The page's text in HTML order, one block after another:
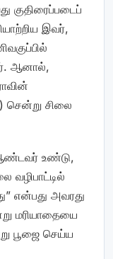
குதிரைப்படைப்
இவர்,
ஆனால்,
சென்று சிலை
ஆண்டவர் உண்டு,
என்பது அவரது
மரியாதையை
பூஜை செய்ய